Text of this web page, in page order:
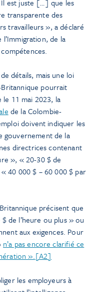
est juste […] que les
transparente des
travailleurs », a déclaré
l’Immigration, de la
détails, mais une loi
pourrait
11 mai 2023, la
de la Colombie-
doivent indiquer les
gouvernement de la
directrices contenant
», « 20-30 $ de
40 000 $ – 60 000 $ par
précisent que
de l’heure ou plus » ou
aux exigences. Pour
n’a pas encore clarifié ce
».[A2]
les employeurs à